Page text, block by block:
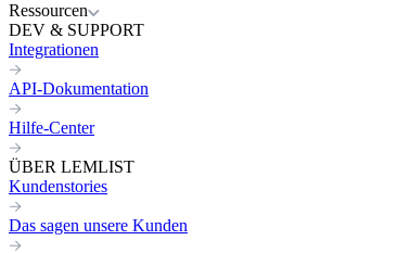
Ressourcen
DEV & SUPPORT
Integrationen
API-Dokumentation
Hilfe-Center
ÜBER LEMLIST
Kundenstories
Das sagen unsere Kunden